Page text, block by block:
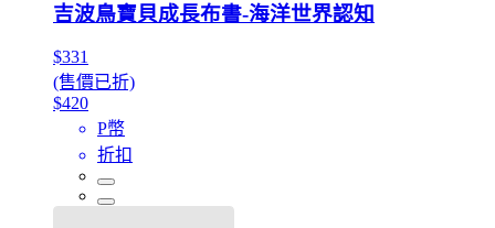
吉波鳥寶貝成長布書-海洋世界認知
$331
(售價已折)
$420
P幣
折扣